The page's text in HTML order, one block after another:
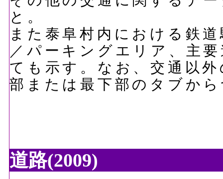
と。
また泰阜村内における鉄
／パーキングエリア、主
ても示す。なお、交通以
部または最下部のタブか
道路(2009)